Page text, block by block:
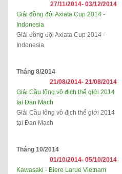
27/11/2014- 03/12/2014
Giải đồng đội Axiata Cup 2014 -
Indonesia
Giải đồng đội Axiata Cup 2014 -
Indonesia
Tháng 8/2014
21/08/2014- 21/08/2014
Giải Cầu lông vô địch thế giới 2014
tại Đan Mạch
Giải Cầu lông vô địch thế giới 2014
tại Đan Mạch
Tháng 10/2014
01/10/2014- 05/10/2014
Kawasaki - Biere Larue Vietnam